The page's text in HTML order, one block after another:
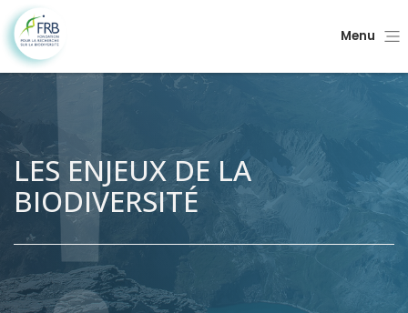
Menu
LES ENJEUX DE LA
BIODIVERSITÉ